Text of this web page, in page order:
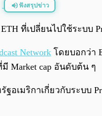
ฟังสรุปข่าว
ที่เปลี่ยนไปใช้ระบบ
Network โดยบอกว่า
Market cap อันดับต้น ๆ
เมริกาเกี่ยวกับระบบ